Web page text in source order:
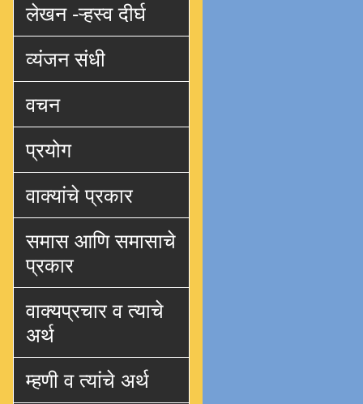
लेखन -ऱ्हस्व दीर्घ
व्यंजन संधी
वचन
प्रयोग
वाक्यांचे प्रकार
समास आणि समासाचे
प्रकार
वाक्यप्रचार व त्याचे
अर्थ
म्हणी व त्यांचे अर्थ